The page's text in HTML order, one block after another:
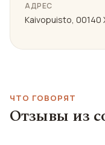
АДРЕС
Kaivopuisto, 00140
ЧТО ГОВОРЯТ
Отзывы из